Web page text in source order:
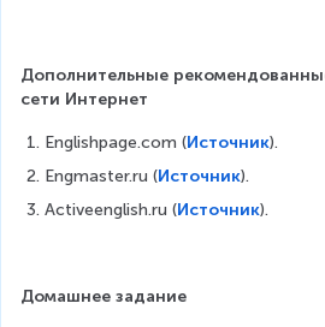
Дополнительные
сети Интернет
Englishpage.com (Источник).
Engmaster.ru (Источник).
Activeenglish.ru (Источник).
Домашнее задание